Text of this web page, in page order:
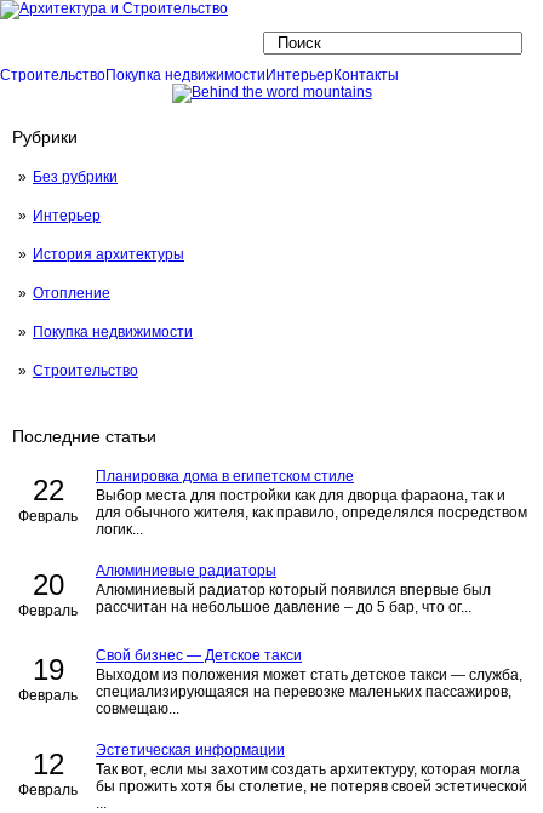
СтроительствоПокупка недвижимости ИнтерьерКонтакты
Рубрики
Без рубрики
Интерьер
История архитектуры
Отопление
Покупка недвижимости
Строительство
Последние статьи
22
Февраль
Планировка дома в египетском стиле
Выбор места для постройки как для дворца фараона, так и
для обычного жителя, как правило, определялся посредством
логик...
20
Февраль
Алюминиевые радиаторы
Алюминиевый радиатор который появился впервые был
рассчитан на небольшое давление – до 5 бар, что ог...
19
Февраль
Свой бизнес — Детское такси
Выходом из положения может стать детское такси — служба,
специализирующаяся на перевозке маленьких пассажиров,
совмещаю...
12
Февраль
Эстетическая информации
Так вот, если мы захотим создать архитектуру, которая могла
бы прожить хотя бы столетие, не потеряв своей эстетической
...